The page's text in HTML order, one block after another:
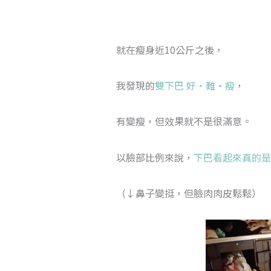
就在瘦身近10公斤之後，
我發現的雙下巴 好・難・瘦 ，
有變瘦，但效果就不是很滿意。
以臉部比例來說， 下巴看起來真的
（↓鼻子變挺，但臉肉肉皮鬆鬆）